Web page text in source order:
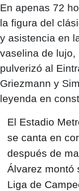
En apenas 72
la figura del
y asistencia en
vaselina de lujo,
pulverizó al
Griezmann y
leyenda en
El Estadio
se canta en
después de
Álvarez montó
Liga de